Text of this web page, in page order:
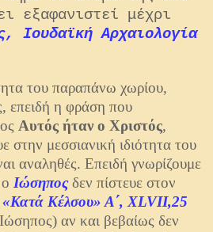
εξαφανιστεί μέχρι
Ιουδαϊκή Αρχαιολογία
του παραπάνω χωρίου,
επειδή η φράση που
Αυτός ήταν ο Χριστός,
στην μεσσιανική ιδιότητα του
αναληθές. Επειδή γνωρίζουμε
Ιώσηποςδεν πίστευε στον
«Κατά Κέλσου» Α΄, XLVII,25
αν και βεβαίως δεν